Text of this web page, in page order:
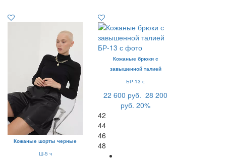
Кожаные шорты черные
Ш-5 ч
Кожаные брюки с
завышенной талией
БР-13 с
22 600 руб. 28 200
руб. 20%
42
44
46
48